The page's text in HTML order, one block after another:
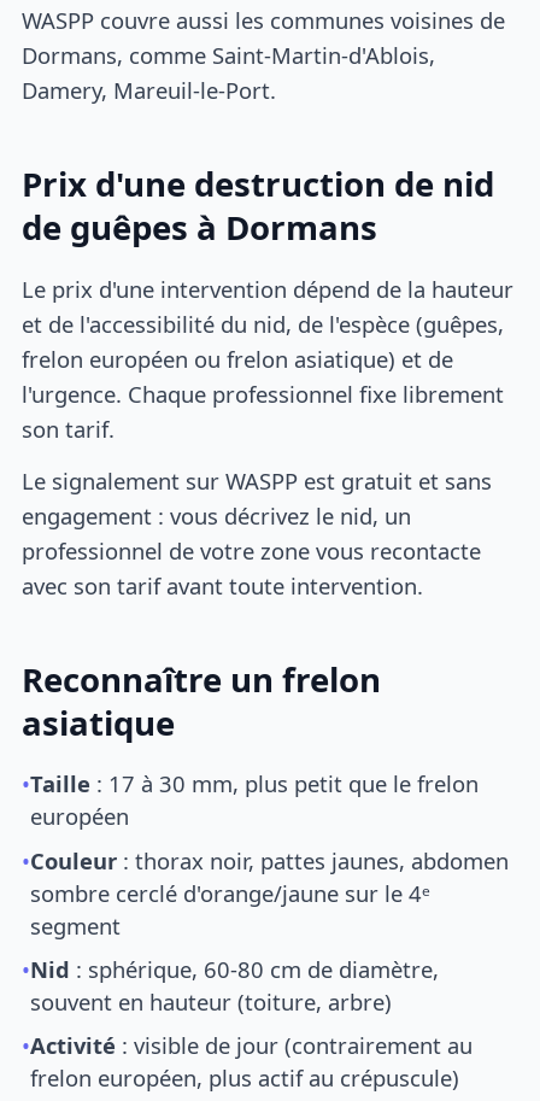
WASPP couvre aussi les communes voisines de
Dormans, comme Saint-Martin-d'Ablois,
Damery, Mareuil-le-Port.
Prix d'une destruction de nid
de guêpes à Dormans
Le prix d'une intervention dépend de la hauteur
et de l'accessibilité du nid, de l'espèce (guêpes,
frelon européen ou frelon asiatique) et de
l'urgence. Chaque professionnel fixe librement
son tarif.
Le signalement sur WASPP est gratuit et sans
engagement : vous décrivez le nid, un
professionnel de votre zone vous recontacte
avec son tarif avant toute intervention.
Reconnaître un frelon
asiatique
•Taille : 17 à 30 mm, plus petit que le frelon
européen
•Couleur : thorax noir, pattes jaunes, abdomen
sombre cerclé d'orange/jaune sur le 4ᵉ
segment
•Nid : sphérique, 60-80 cm de diamètre,
souvent en hauteur (toiture, arbre)
•Activité : visible de jour (contrairement au
frelon européen, plus actif au crépuscule)